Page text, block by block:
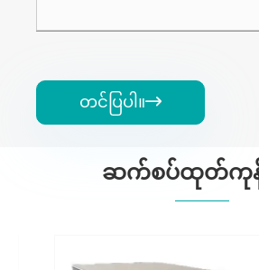
တင်ပြပါ။
ဆက်စပ်ထုတ်ကုန်မ